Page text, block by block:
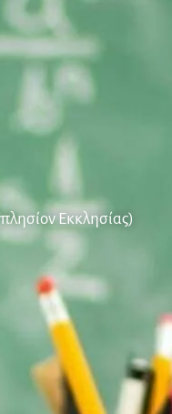
Εκκλησίας)